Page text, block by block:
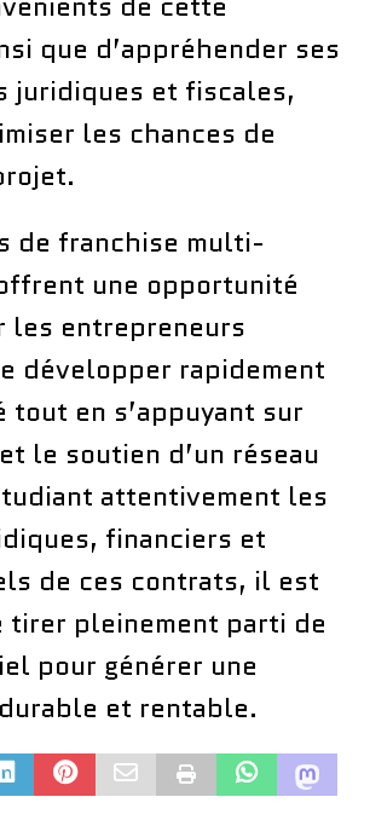
que d’appréhender ses
juridiques et fiscales,
les chances de
de franchise multi-
une opportunité
les entrepreneurs
développer rapidement
en s’appuyant sur
le soutien d’un réseau
attentivement les
financiers et
de ces contrats, il est
tirer pleinement parti de
pour générer une
et rentable.